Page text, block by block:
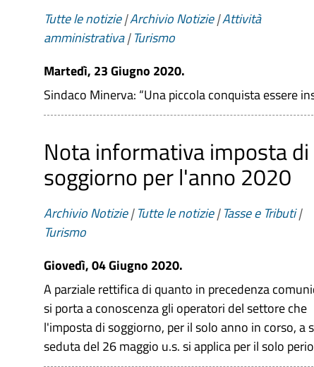
Tutte le notizie|Archivio Notizie|Attività
amministrativa|Turismo
Martedì, 23 Giugno 2020.
Sindaco Minerva: “Una piccola conquista essere
Nota informativa imposta di
soggiorno per l'anno 2020
Archivio Notizie|Tutte le notizie|Tasse e Tributi|
Turismo
Giovedì, 04 Giugno 2020.
A parziale rettifica di quanto in precedenza
si porta a conoscenza gli operatori del settore che
l'imposta di soggiorno, per il solo anno in corso,
seduta del 26 maggio u.s. si applica per il solo